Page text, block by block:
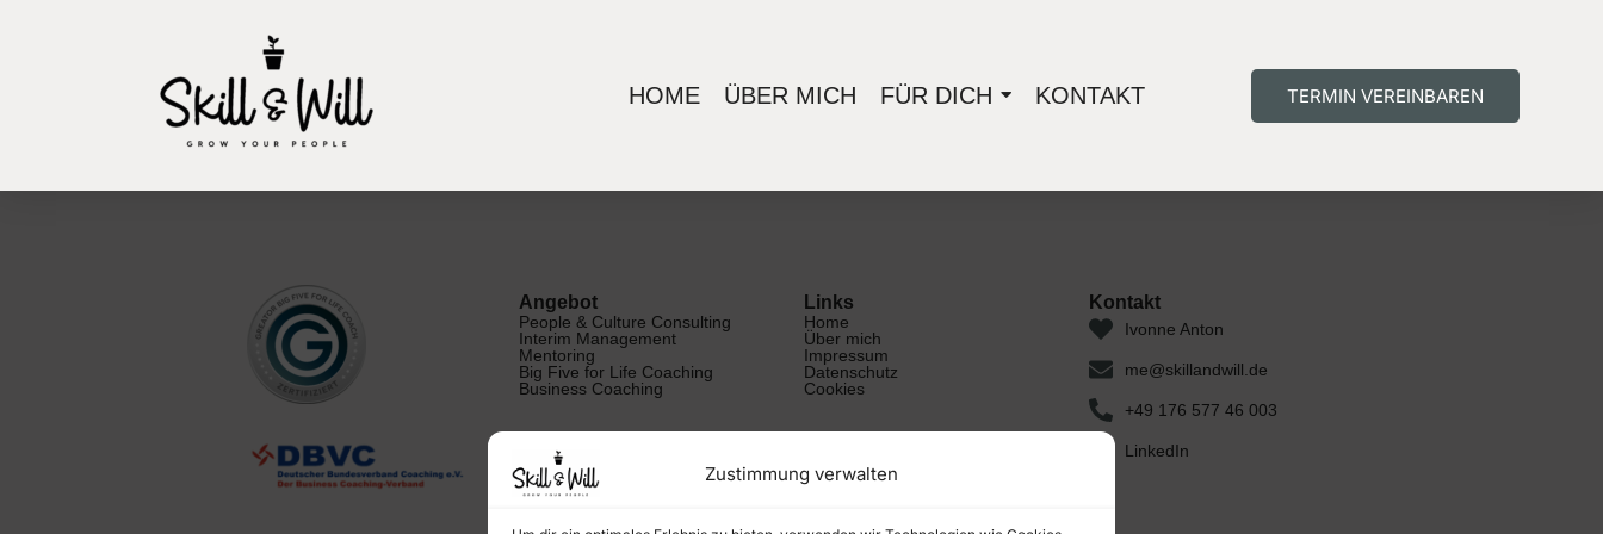
Zustimmung verwalten
HOME ÜBER MICH FÜR DICH KONTAKT TERMIN VEREINBAREN
Angebot
People & Culture Consulting
Interim Management
Mentoring
Big Five for Life Coaching
Business Coaching
Links
Home
Über mich
Impressum
Datenschutz
Cookies
Kontakt
Ivonne Anton
me@skillandwill.de
+49 176 577 46 003
LinkedIn